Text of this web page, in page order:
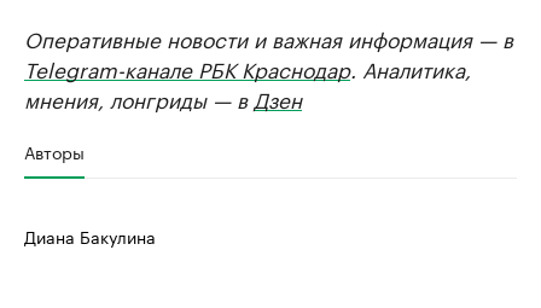
Оперативные новости и важная информация — в
Telegram-канале РБК Краснодар. Аналитика,
мнения, лонгриды — в Дзен
Авторы
Диана Бакулина